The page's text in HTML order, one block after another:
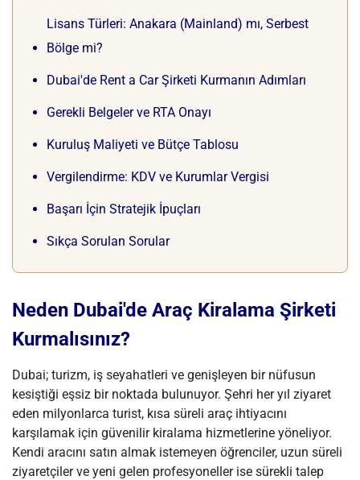
Lisans Türleri: Anakara (Mainland) mı, Serbest
Bölge mi?
Dubai'de Rent a Car Şirketi Kurmanın Adımları
Gerekli Belgeler ve RTA Onayı
Kuruluş Maliyeti ve Bütçe Tablosu
Vergilendirme: KDV ve Kurumlar Vergisi
Başarı İçin Stratejik İpuçları
Sıkça Sorulan Sorular
Neden Dubai'de Araç Kiralama Şirketi
Kurmalısınız?
Dubai; turizm, iş seyahatleri ve genişleyen bir nüfusun
kesiştiği eşsiz bir noktada bulunuyor. Şehri her yıl ziyaret
eden milyonlarca turist, kısa süreli araç ihtiyacını
karşılamak için güvenilir kiralama hizmetlerine yöneliyor.
Kendi aracını satın almak istemeyen öğrenciler, uzun süreli
ziyaretçiler ve yeni gelen profesyoneller ise sürekli talep